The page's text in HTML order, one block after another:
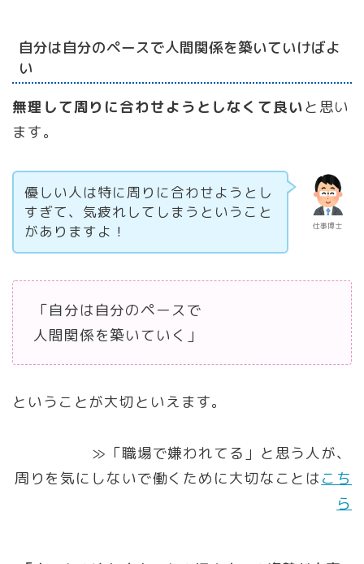
自分は自分のペースで人間関係を築いていけばよ
い
無理して周りに合わせようとしなくて良いと思い
ます。
仕事博士
優しい人は特に周りに合わせようとし
すぎて、気疲れしてしまうということ
がありますよ！
「自分は自分のペースで
人間関係を築いていく」
ということが大切といえます。
≫「職場で嫌われてる」と思う人が、
周りを気にしないで働くために大切なことはこち
ら